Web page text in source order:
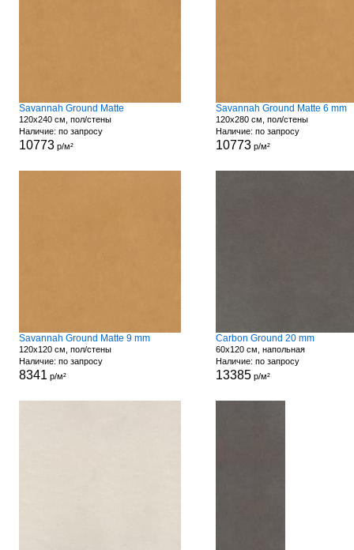
Savannah Ground Matte
120x240 см, пол/стены
Наличие: по запросу
10773р/м²
Savannah Ground Matte 6 mm
120x280 см, пол/стены
Наличие: по запросу
10773р/м²
Savannah Ground Matte 9 mm
120x120 см, пол/стены
Наличие: по запросу
8341 р/м²
Carbon Ground 20 mm
60x120 см, напольная
Наличие: по запросу
13385р/м²